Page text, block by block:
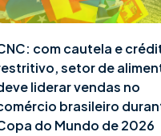
com cautela e
setor de
liderar vendas no
brasileiro
do Mundo de 2026